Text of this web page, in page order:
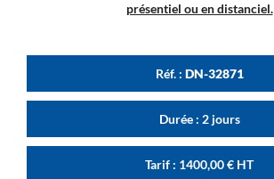
présentiel ou en distanciel.
Réf. : DN-32871
Durée : 2 jours
Tarif : 1400,00€ HT